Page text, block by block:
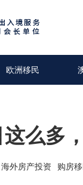
欧洲移民
么多
海外房产投资 购房